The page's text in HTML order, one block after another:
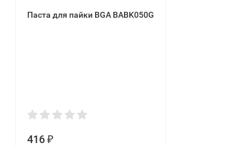
Паста для пайки BGA BABK050G
416 ₽